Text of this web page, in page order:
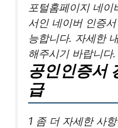
포털홈페이지 네
서인 네이버 인증
능합니다. 자세한
해주시기 바랍니다.
공인인증서
급
1 좀 더 자세한 사